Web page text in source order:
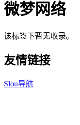
微梦网络
该标签下暂无收录。
友情链接
Slou导航